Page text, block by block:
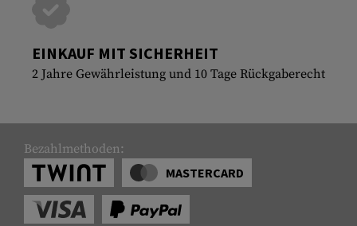
EINKAUF MIT SICHERHEIT
2 Jahre Gewährleistung und 10 Tage Rückgaberecht
Bezahlmethoden:
MASTERCARD